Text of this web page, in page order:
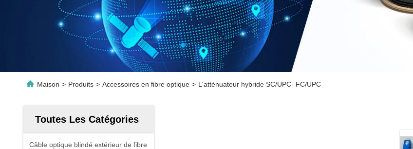
Maison > Produits > Accessoires en fibre optique > L'atténuateur hybride SC/UPC- FC/UPC
Toutes Les Catégories
Câble optique blindé extérieur de fibre